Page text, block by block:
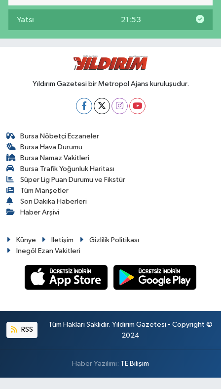
Yatsı 21:53
Yıldırım Gazetesi bir Metropol Ajans kuruluşudur.
Bursa Nöbetçi Eczaneler
Bursa Hava Durumu
Bursa Namaz Vakitleri
Bursa Trafik Yoğunluk Haritası
Süper Lig Puan Durumu ve Fikstür
Tüm Manşetler
Son Dakika Haberleri
Haber Arşivi
Künye İletişim
Gizlilik Politikası
İnegöl Ezan Vakitleri
RSS
Tüm Hakları Saklıdır. Yıldırım Gazetesi - Copyright ©
2024
Haber Yazılımı: TE Bilişim